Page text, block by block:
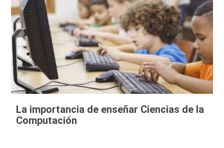
La importancia de enseñar Ciencias de la
Computación